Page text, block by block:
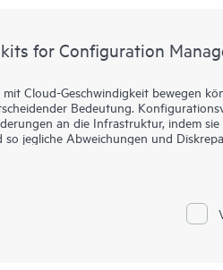
for Configuration
Cloud-Geschwindigkeit bewegen
Bedeutung.
an die Infrastruktur, indem
jegliche Abweichungen und
wie Chef, Puppet und Ansible,
Betrieb so eliminiert. HPE
3PAR Cookbook für Chef oder das
komplexer